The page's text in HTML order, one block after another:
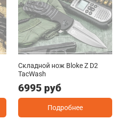
Складной нож Bloke Z D2
TacWash
6995 руб
Подробнее